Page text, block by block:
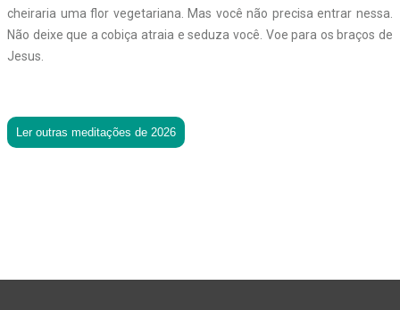
cheiraria uma flor vegetariana. Mas você não precisa entrar nessa.
Não deixe que a cobiça atraia e seduza você. Voe para os braços de
Jesus.
Ler outras meditações de 2026